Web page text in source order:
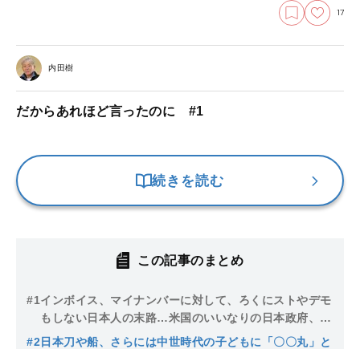
17
内田樹
だからあれほど言ったのに #1
続きを読む
この記事のまとめ
#1インボイス、マイナンバーに対して、ろくにストやデモ
もしない日本人の末路…米国のいいなりの日本政府、政
府のいいなりの国民
#2日本刀や船、さらには中世時代の子どもに「〇〇丸」と